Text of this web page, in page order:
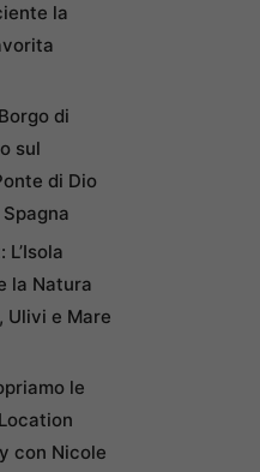
la
di
sul
di Dio
la Natura
Ulivi e Mare
le
con Nicole